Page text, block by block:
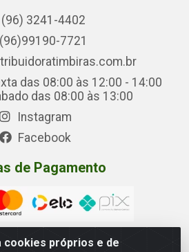
cookies próprios e de
(96) 3241-4402
(96)99190-7721
das 08:00 às 12:00 - 14:00
das 08:00 às 13:00
Instagram
Facebook
de Pagamento